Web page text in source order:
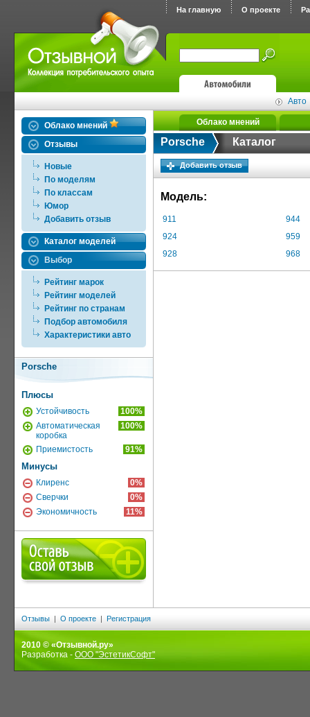
На главную О проекте
Авто
Облако мнений
Отзывы
Новые
По моделям
По классам
Юмор
Добавить отзыв
Каталог моделей
Выбор
Рейтинг марок
Рейтинг моделей
Рейтинг по странам
Подбор автомобиля
Характеристики авто
Porsche
Плюсы
Устойчивость
100%
Автоматическая
коробка
100%
Приемистость 91%
Минусы
Клиренс
0%
Сверчки
0%
Экономичность
11%
Облако мнений
Porsche Каталог
Добавить отзыв
Модель:
911
924
928
944
959
968
Отзывы | О проекте | Регистрация
2010 © «Отзывной.ру»
Разработка - ООО "ЭстетикСофт"